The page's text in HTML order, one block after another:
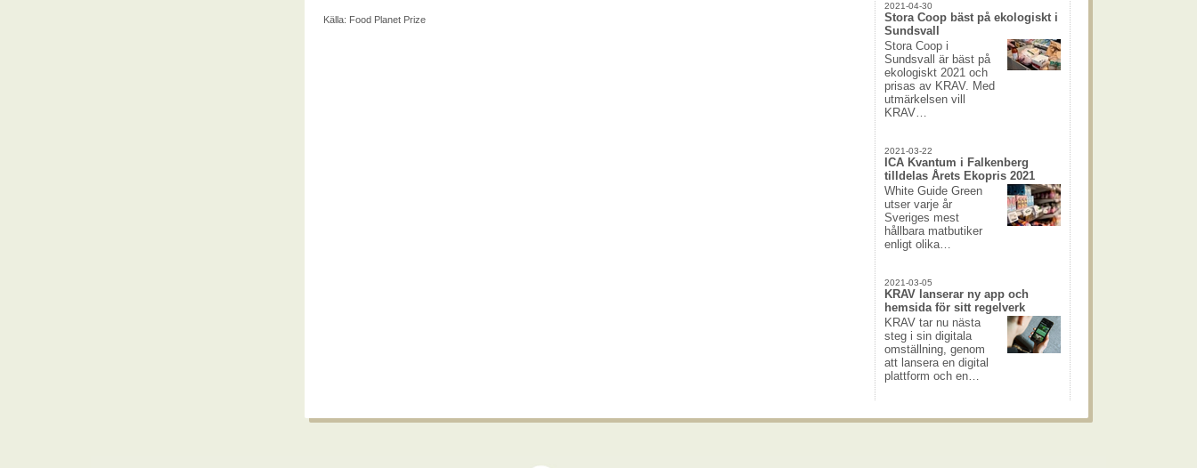
Källa: Food Planet Prize
2021-04-30
Stora Coop bäst på ekologiskt i
Sundsvall
Stora Coop i
Sundsvall är bäst på
ekologiskt 2021 och
prisas av KRAV. Med
utmärkelsen vill
KRAV…
2021-03-22
ICA Kvantum i Falkenberg
tilldelas Årets Ekopris 2021
White Guide Green
utser varje år
Sveriges mest
hållbara matbutiker
enligt olika…
2021-03-05
KRAV lanserar ny app och
hemsida för sitt regelverk
KRAV tar nu nästa
steg i sin digitala
omställning, genom
att lansera en digital
plattform och en…